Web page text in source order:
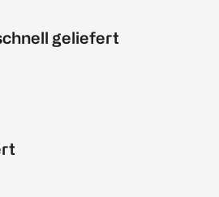
geliefert